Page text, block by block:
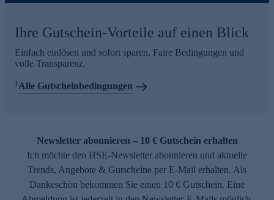
Ihre Gutschein-Vorteile auf einen Blick
Einfach einlösen und sofort sparen. Faire Bedingungen und
volle Transparenz.
1Alle Gutscheinbedingungen
Newsletter abonnieren – 10 € Gutschein erhalten
Ich möchte den HSE-Newsletter abonnieren und aktuelle
Trends, Angebote & Gutscheine per E-Mail erhalten. Als
Dankeschön bekommen Sie einen 10 € Gutschein. Eine